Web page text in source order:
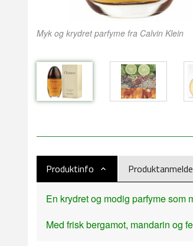
Myk og krydret parfyme fra Calvin Klein
Produktinfo
En krydret og modig parfyme som
Med frisk bergamot, mandarin og